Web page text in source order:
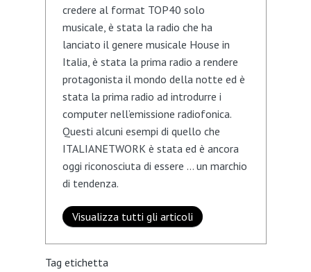
credere al format TOP40 solo
musicale, è stata la radio che ha
lanciato il genere musicale House in
Italia, è stata la prima radio a rendere
protagonista il mondo della notte ed è
stata la prima radio ad introdurre i
computer nell’emissione radiofonica.
Questi alcuni esempi di quello che
ITALIANETWORK è stata ed è ancora
oggi riconosciuta di essere … un marchio
di tendenza.
Visualizza tutti gli articoli
Tag etichetta